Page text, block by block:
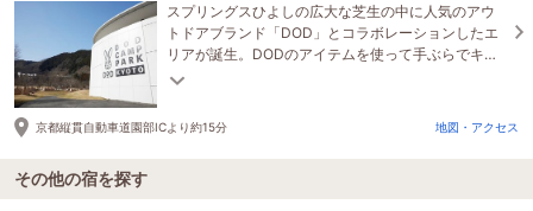
スプリングスひよしの広大な芝生の中に人気のアウ
トドアブランド「DOD」とコラボレーションしたエ
リアが誕生。DODのアイテムを使って手ぶらでキャ
ンプを満喫できます。
京都縦貫自動車道園部ICより約15分 地図・アクセス
その他の宿を探す